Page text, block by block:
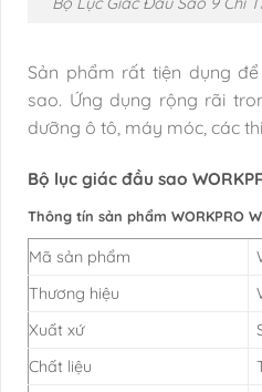
Sản phẩm rất tiện dụng
sao. Ứng dụng rộng rãi
dưỡng ô tô, máy móc, các
Bộ lục giác đầu sao
Thông tín sản phẩm WORKPRO
Mã sản phẩm
Thương hiệu
Xuất xứ
Chất liệu